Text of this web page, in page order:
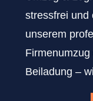
stressfrei und
unserem
Beiladung –